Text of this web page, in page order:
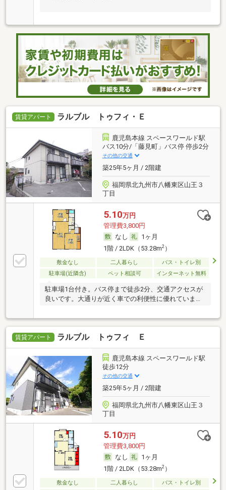
賃貸アパート ラルブル トゥフィ・Ｅ
鹿児島本線 スペースワールド駅
バス10分/「藤見町」バス停 停歩2分
その他の交通
築25年5ヶ月 / 2階建
福岡県北九州市八幡東区山王３
丁目
5.10万円
管理費3,800円
なし
1ヶ月
1階 / 2LDK（53.28m2）
敷金なし 二人暮らし
バス・トイレ別
駐車場(近隣含)
ペット相談可 インターネット無料
駐車場1台付き。バス停まで徒歩2分、交通アクセスが
良いです。大通りが近く車での利便性に優れていま
賃貸アパート ラルブル トゥフィ Ｅ
鹿児島本線 スペースワールド駅
徒歩12分
その他の交通
築25年5ヶ月 / 2階建
福岡県北九州市八幡東区山王３
丁目
5.10万円
管理費3,800円
なし
1ヶ月
1階 / 2LDK（53.28m2）
敷金なし 二人暮らし
バス・トイレ別